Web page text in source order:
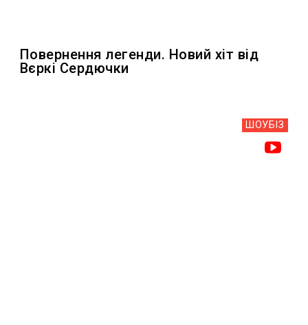
Повернення легенди. Новий хіт від
Вєркі Сердючки
ШОУБIЗ